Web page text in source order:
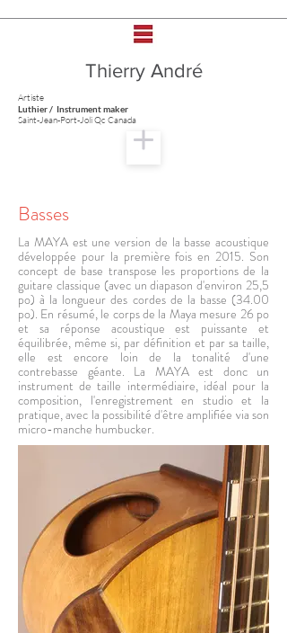
Thierry André
Artiste
Luthier / Instrument maker
Saint-Jean-Port-Joli Qc Canada
Basses
La MAYA est une version de la basse acoustique
développée pour la première fois en 2015. Son
concept de base transpose les proportions de la
guitare classique (avec un diapason d'environ 25,5
po) à la longueur des cordes de la basse (34.00
po). En résumé, le corps de la Maya mesure 26 po
et sa réponse acoustique est puissante et
équilibrée, même si, par définition et par sa taille,
elle est encore loin de la tonalité d'une
contrebasse géante. La MAYA est donc un
instrument de taille intermédiaire, idéal pour la
composition, l'enregistrement en studio et la
pratique, avec la possibilité d'être amplifiée via son
micro-manche humbucker.